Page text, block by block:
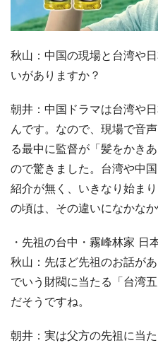
秋山：中国の現場と台湾や
いがありますか？
朝井：中国ドラマは台湾や
んです。なので、現場で音
る最中に監督が「髪をかき
ので驚きました。台湾や中
紹介が無く、いきなり始ま
の頃は、その違いになかなか
・先祖の台中・霧峰林家 日
秋山：先ほど先祖のお話が
でいう財閥に当たる「台湾
だそうですね。
朝井：実は父方の先祖に当